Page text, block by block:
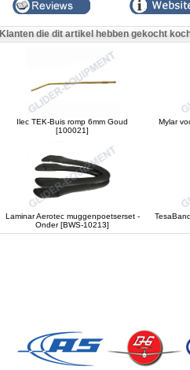
Klanten die dit artikel hebben gekocht
Ilec TEK-Buis romp 6mm Goud
[100021]
Mylar
Laminar Aerotec muggenpoetserset -
Onder [BWS-10213]